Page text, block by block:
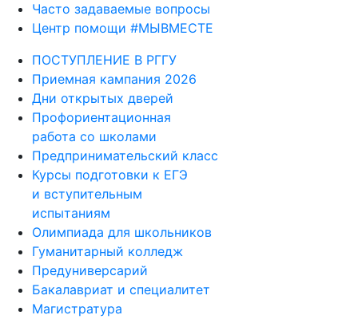
Часто задаваемые вопросы
Центр помощи #МЫВМЕСТЕ
ПОСТУПЛЕНИЕ В РГГУ
Приемная кампания 2026
Дни открытых дверей
Профориентационная
работа со школами
Предпринимательский класс
Курсы подготовки к ЕГЭ
и вступительным
испытаниям
Олимпиада для школьников
Гуманитарный колледж
Предуниверсарий
Бакалавриат и специалитет
Магистратура